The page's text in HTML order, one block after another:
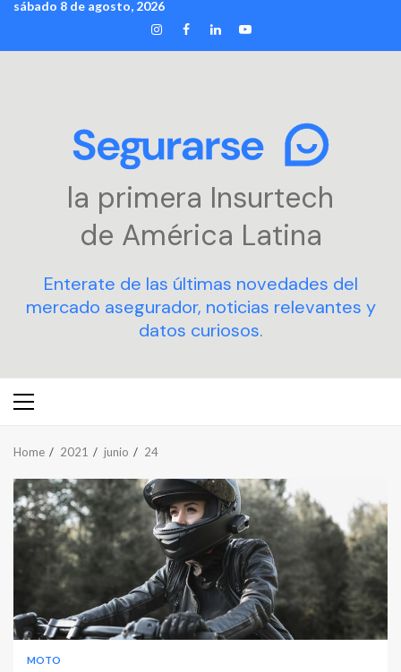
Skip
content
sábado 8 de agosto, 2026
INSTAGRAM
FACEBOOK
LINKEDIN
YOUTUBE
la primera Insurtech
de América Latina
Enterate de las últimas novedades del
mercado asegurador, noticias relevantes y
datos curiosos.
Primary
Home 2021 junio 24
MOTO